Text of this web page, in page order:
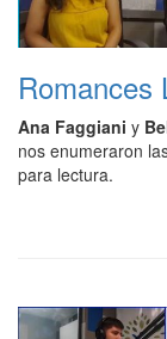
Romances
Ana Faggiani y
nos enumeraron
para lectura.